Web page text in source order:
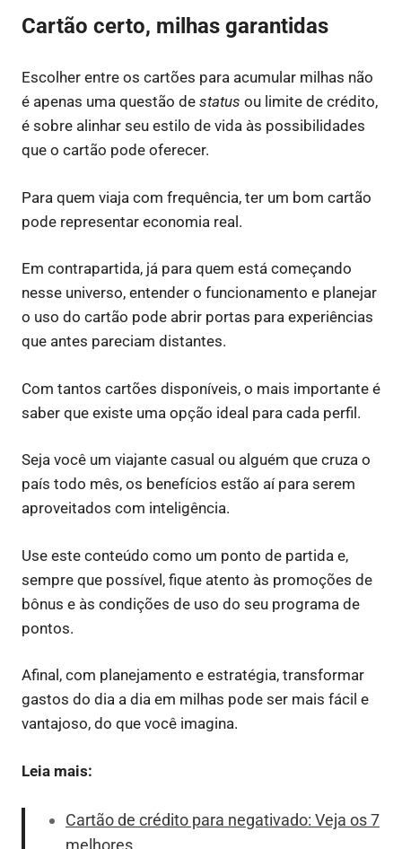
Cartão certo, milhas garantidas
Escolher entre os cartões para acumular milhas não
é apenas uma questão de status ou limite de crédito,
é sobre alinhar seu estilo de vida às possibilidades
que o cartão pode oferecer.
Para quem viaja com frequência, ter um bom cartão
pode representar economia real.
Em contrapartida, já para quem está começando
nesse universo, entender o funcionamento e planejar
o uso do cartão pode abrir portas para experiências
que antes pareciam distantes.
Com tantos cartões disponíveis, o mais importante é
saber que existe uma opção ideal para cada perfil.
Seja você um viajante casual ou alguém que cruza o
país todo mês, os benefícios estão aí para serem
aproveitados com inteligência.
Use este conteúdo como um ponto de partida e,
sempre que possível, fique atento às promoções de
bônus e às condições de uso do seu programa de
pontos.
Afinal, com planejamento e estratégia, transformar
gastos do dia a dia em milhas pode ser mais fácil e
vantajoso, do que você imagina.
Leia mais:
Cartão de crédito para negativado: Veja os 7
melhores